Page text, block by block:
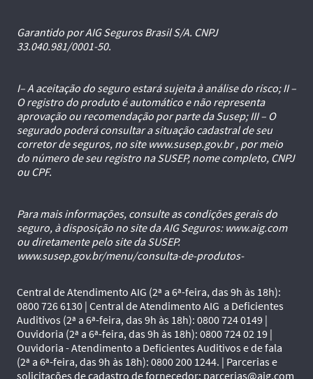
Garantido por AIG Seguros Brasil S/A. CNPJ
33.040.981/0001-50.
I– A aceitação do seguro estará sujeita à análise do risco; II –
O registro do produto é automático e não representa
aprovação ou recomendação por parte da Susep; III – O
segurado poderá consultar a situação cadastral de seu
corretor de seguros, no site www.susep.gov.br , por meio
do número de seu registro na SUSEP, nome completo, CNPJ
ou CPF.
Para mais informações, consulte as condições gerais do
seguro, à disposição no site da AIG Seguros: www.aig.com
ou diretamente pelo site da SUSEP.
www.susep.gov.br/menu/consulta-de-produtos-
Central de Atendimento AIG (2ª a 6ª-feira, das 9h às 18h):
0800 726 6130 | Central de Atendimento AIG a Deficientes
Auditivos (2ª a 6ª-feira, das 9h às 18h): 0800 724 0149 |
Ouvidoria (2ª a 6ª-feira, das 9h às 18h): 0800 724 02 19 |
Ouvidoria - Atendimento a Deficientes Auditivos e de fala
(2ª a 6ª-feira, das 9h às 18h): 0800 200 1244. | Parcerias e
solicitações de cadastro de fornecedor: parcerias@aig.com